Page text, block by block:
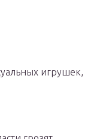
игрушек,